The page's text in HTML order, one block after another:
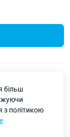
| Онлайн-
більш
з політикою